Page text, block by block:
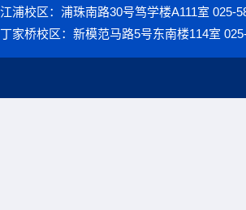
江浦校区：浦珠南路30号笃学楼A111室 025-
丁家桥校区：新模范马路5号东南楼114室